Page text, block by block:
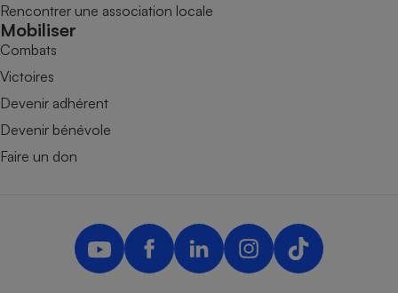
Rencontrer une association locale
Mobiliser
Combats
Victoires
Devenir adhérent
Devenir bénévole
Faire un don